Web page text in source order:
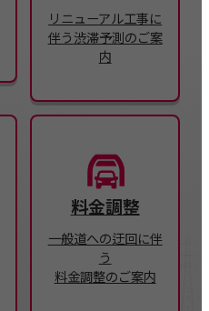
リニューアル工事に
伴う渋滞予測のご案
内
料金調整
一般道への迂回に伴
う
料金調整のご案内